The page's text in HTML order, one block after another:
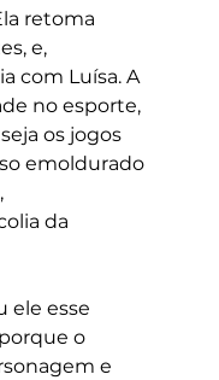
retoma
e,
com Luísa. A
no esporte,
os jogos
emoldurado
da
ele esse
o
e